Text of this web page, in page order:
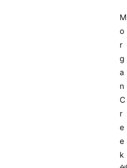
M
o
r
g
a
n
C
r
e
e
k